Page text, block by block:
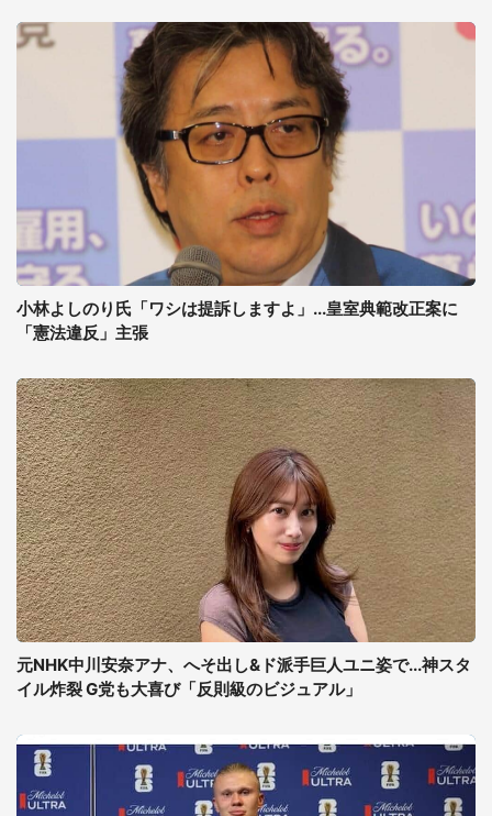
小林よしのり氏「ワシは提訴しますよ」...皇室典範改正案に
「憲法違反」主張
元NHK中川安奈アナ、へそ出し&ド派手巨人ユニ姿で...神スタ
イル炸裂 G党も大喜び「反則級のビジュアル」